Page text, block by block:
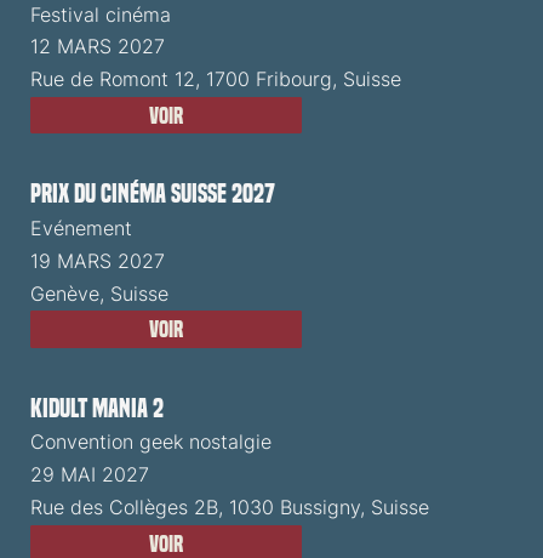
Festival cinéma
12 MARS 2027
Rue de Romont 12, 1700 Fribourg, Suisse
Voir
Prix du Cinéma Suisse 2027
Evénement
19 MARS 2027
Genève, Suisse
Voir
Kidult Mania 2
Convention geek nostalgie
29 MAI 2027
Rue des Collèges 2B, 1030 Bussigny, Suisse
Voir